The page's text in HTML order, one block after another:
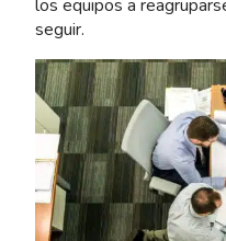
los equipos a
seguir.